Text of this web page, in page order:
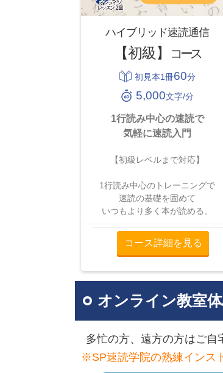
ハイブリッド速読通信
【初級】 コース
初見本1冊60分
5,000文字/分
1行読み中心の速読で
気軽に速読入門
【初級レベルまで対応】
1行読み中心のトレーニングで
速読の基礎を固めて
いつもより多く本が読める。
コース詳細を見る
オンライン教室
多忙の方、遠方の方はご自
※SP速読学院の熟練インス